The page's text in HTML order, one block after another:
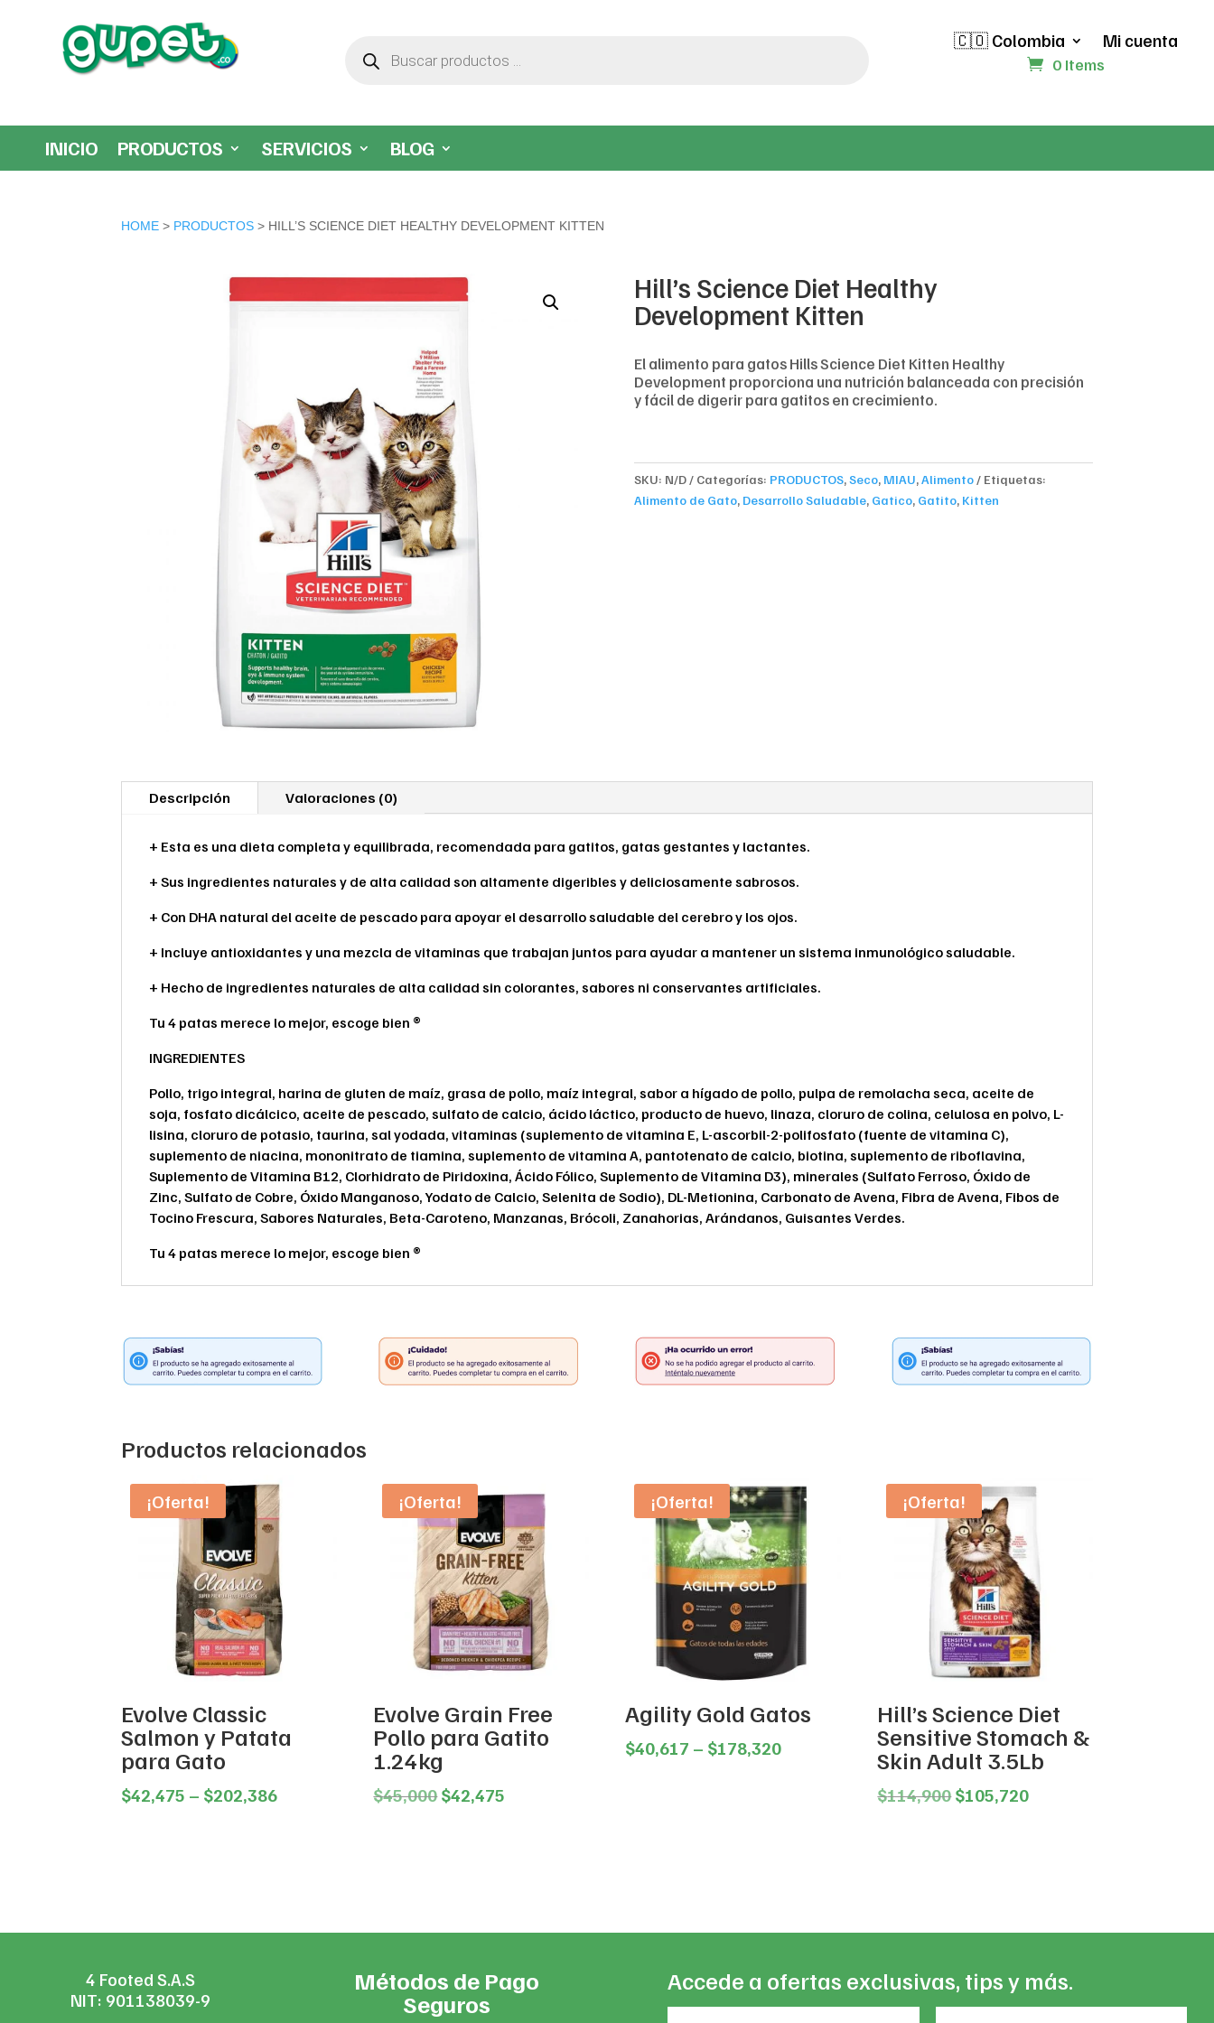
productos
🇨🇴 Colombia Mi cuenta
0 Items
INICIO PRODUCTOS SERVICIOS BLOG
HOME > PRODUCTOS > HILL’S SCIENCE DIET HEALTHY DEVELOPMENT KITTEN
Hill’s Science Diet Healthy
Development Kitten
El alimento para gatos Hills Science Diet Kitten Healthy
Development proporciona una nutrición balanceada con precisión
y fácil de digerir para gatitos en crecimiento.
SKU: N/D Categorías: PRODUCTOS,Seco, MIAU,Alimento
Etiquetas:
Alimento de Gato, Desarrollo Saludable, Gatico, Gatito, Kitten
Descripción Valoraciones (0)
+ Esta es una dieta completa y equilibrada, recomendada para gatitos, gatas gestantes y lactantes.
+ Sus ingredientes naturales y de alta calidad son altamente digeribles y deliciosamente sabrosos.
+ Con DHA natural del aceite de pescado para apoyar el desarrollo saludable del cerebro y los ojos.
+ Incluye antioxidantes y una mezcla de vitaminas que trabajan juntos para ayudar a mantener un sistema inmunológico saludable.
+ Hecho de ingredientes naturales de alta calidad sin colorantes, sabores ni conservantes artificiales.
Tu 4 patas merece lo mejor, escoge bien ®
INGREDIENTES
Pollo, trigo integral, harina de gluten de maíz, grasa de pollo, maíz integral, sabor a hígado de pollo, pulpa de remolacha seca, aceite de
soja, fosfato dicálcico, aceite de pescado, sulfato de calcio, ácido láctico, producto de huevo, linaza, cloruro de colina, celulosa en polvo, L-
lisina, cloruro de potasio, taurina, sal yodada, vitaminas (suplemento de vitamina E, L-ascorbil-2-polifosfato (fuente de vitamina C),
suplemento de niacina, mononitrato de tiamina, suplemento de vitamina A, pantotenato de calcio, biotina, suplemento de riboflavina,
Suplemento de Vitamina B12, Clorhidrato de Piridoxina, Ácido Fólico, Suplemento de Vitamina D3), minerales (Sulfato Ferroso, Óxido de
Zinc, Sulfato de Cobre, Óxido Manganoso, Yodato de Calcio, Selenita de Sodio), DL-Metionina, Carbonato de Avena, Fibra de Avena, Fibos de
Tocino Frescura, Sabores Naturales, Beta-Caroteno, Manzanas, Brócoli, Zanahorias, Arándanos, Guisantes Verdes.
Tu 4 patas merece lo mejor, escoge bien ®
Productos relacionados
¡Oferta!
Evolve Classic
Salmon y Patata
para Gato
$42,475 – $202,386Price
¡Oferta!
Evolve Grain Free
Pollo para Gatito
1.24kg
$45,000 Original
$42,475
¡Oferta!
Agility Gold Gatos
$40,617 – $178,320Price
¡Oferta!
Hill’s Science Diet
Sensitive Stomach &
Skin Adult 3.5Lb
$114,900 Original
$105,720Current
4 Footed S.A.S
NIT: 901138039-9
Métodos de Pago
Seguros
Accede a ofertas exclusivas, tips y más.